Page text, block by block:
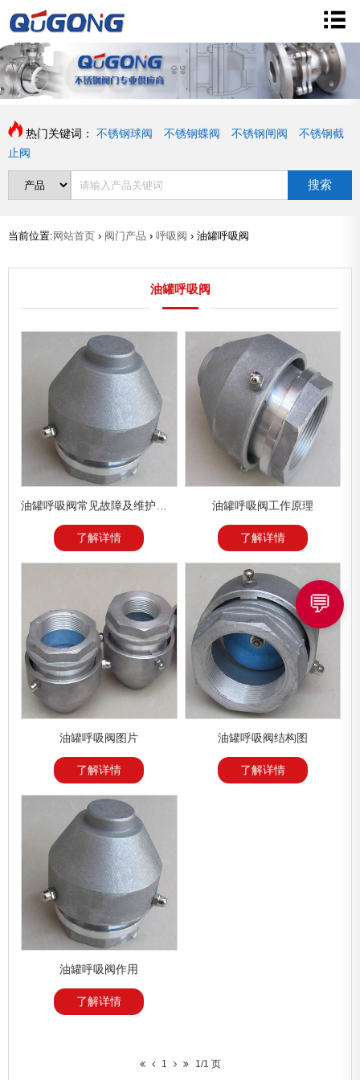
热门关键词： 不锈钢球阀 不锈钢蝶阀 不锈钢闸阀
不锈钢截
止阀
搜索
当前位置: 网站首页 › 阀门产品 › 呼吸阀 › 油罐呼吸阀
油罐呼吸阀
了解详情
油罐呼吸阀工作原理
了解详情
油罐呼吸阀图片
了解详情
油罐呼吸阀结构图
了解详情
油罐呼吸阀作用
了解详情
1 1/1 页
💬